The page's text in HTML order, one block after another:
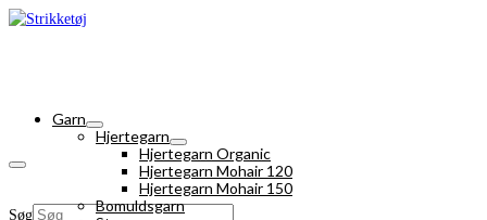
Søg
Garn
Hjertegarn
Hjertegarn Organic
Hjertegarn Mohair 120
Hjertegarn Mohair 150
Bomuldsgarn